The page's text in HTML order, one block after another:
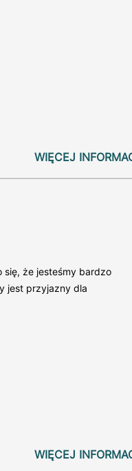
WIĘCEJ
się, że jesteśmy bardzo
jest przyjazny dla
WIĘCEJ